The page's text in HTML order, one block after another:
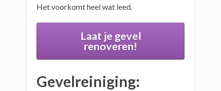
Het voorkomt heel wat leed.
Laat je gevel
renoveren!
Gevelreiniging: